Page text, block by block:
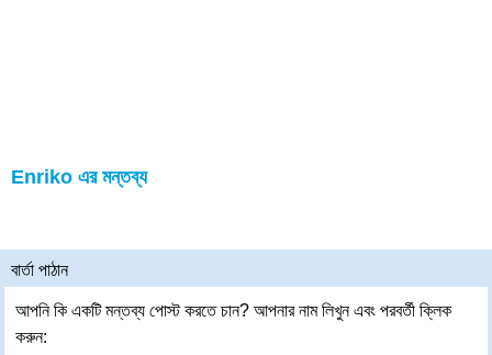
Enriko এর মন্তব্য
বার্তা পাঠান
আপনি কি একটি মন্তব্য পোস্ট করতে চান? আপনার নাম লিখুন এবং পরবর্তী ক্লিক
করুন: